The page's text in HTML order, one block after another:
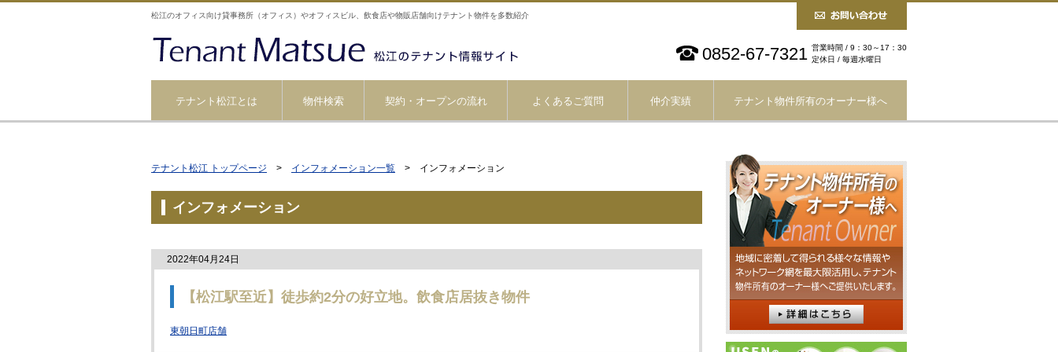
松江のオフィス向け貸事務所（オフィス）やオフィスビル、飲食店や物販店舗向けテナント物件を多数紹介
0852-67-7321 営業時間 / 9：30～17：30
定休日 / 毎週水曜日
テナント松江とは 物件検索 契約・オープンの流れ よくあるご質問 仲介実績 テナント物件所有のオーナー様へ
テナント松江 トップページ > インフォメーション一覧 > インフォメーション
インフォメーション
2022年04月24日
【松江駅至近】徒歩約2分の好立地。飲食店居抜き物件
東朝日町店舗